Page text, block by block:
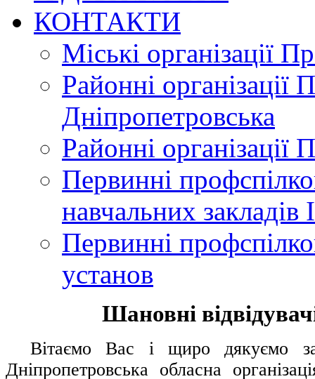
КОНТАКТИ
Міські організації
Районні організації
Дніпропетровська
Районні організації
Первинні
навчальних закладів
Первинні
установ
Шановні
Вітаємо Вас і щиро дякуємо за
Дніпропетровська обласна